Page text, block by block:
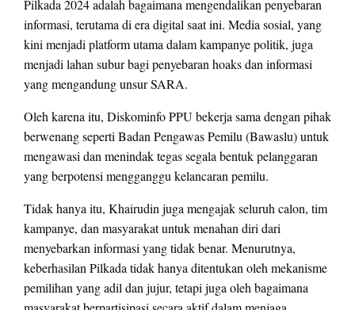
Pilkada 2024 adalah bagaimana mengendalikan penyebaran
informasi, terutama di era digital saat ini. Media sosial, yang
kini menjadi platform utama dalam kampanye politik, juga
menjadi lahan subur bagi penyebaran hoaks dan informasi
yang mengandung unsur SARA.
Oleh karena itu, Diskominfo PPU bekerja sama dengan pihak
berwenang seperti Badan Pengawas Pemilu (Bawaslu) untuk
mengawasi dan menindak tegas segala bentuk pelanggaran
yang berpotensi mengganggu kelancaran pemilu.
Tidak hanya itu, Khairudin juga mengajak seluruh calon, tim
kampanye, dan masyarakat untuk menahan diri dari
menyebarkan informasi yang tidak benar. Menurutnya,
keberhasilan Pilkada tidak hanya ditentukan oleh mekanisme
pemilihan yang adil dan jujur, tetapi juga oleh bagaimana